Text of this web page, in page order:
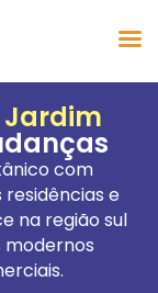
Jardim
com
e
na região sul
modernos